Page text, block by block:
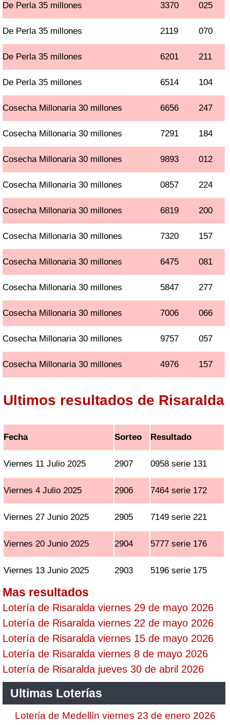
De Perla 35 millones 3370 025
De Perla 35 millones 2119 070
De Perla 35 millones 6201 211
De Perla 35 millones 6514 104
Cosecha Millonaria 30 millones 6656 247
Cosecha Millonaria 30 millones 7291 184
Cosecha Millonaria 30 millones 9893 012
Cosecha Millonaria 30 millones 0857 224
Cosecha Millonaria 30 millones 6819 200
Cosecha Millonaria 30 millones 7320 157
Cosecha Millonaria 30 millones 6475 081
Cosecha Millonaria 30 millones 5847 277
Cosecha Millonaria 30 millones 7006 066
Cosecha Millonaria 30 millones 9757 057
Cosecha Millonaria 30 millones 4976 157
Ultimos resultados de Risaralda
Fecha Sorteo Resultado
Viernes 11 Julio 2025 2907 0958 serie 131
Viernes 4 Julio 2025 2906 7464 serie 172
Viernes 27 Junio 2025 2905 7149 serie 221
Viernes 20 Junio 2025 2904 5777 serie 176
Viernes 13 Junio 2025 2903 5196 serie 175
Mas resultados
Lotería de Risaralda viernes 29 de mayo 2026
Lotería de Risaralda viernes 22 de mayo 2026
Lotería de Risaralda viernes 15 de mayo 2026
Lotería de Risaralda viernes 8 de mayo 2026
Lotería de Risaralda jueves 30 de abril 2026
Ultimas Loterías
Lotería de Medellín viernes 23 de enero 2026